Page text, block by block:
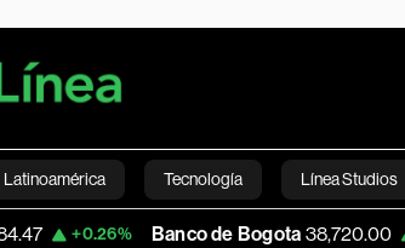
Latinoamérica Tecnología Línea Studios
Mundo Videos English
+0.26% Banco de Bogota 38,720.00 0.00%